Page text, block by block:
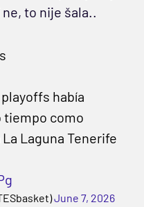
to nije šala..
había
tiempo como
Laguna Tenerife
June 7, 2026